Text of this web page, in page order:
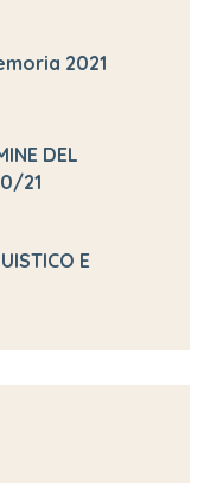
2021
DEL
21
E